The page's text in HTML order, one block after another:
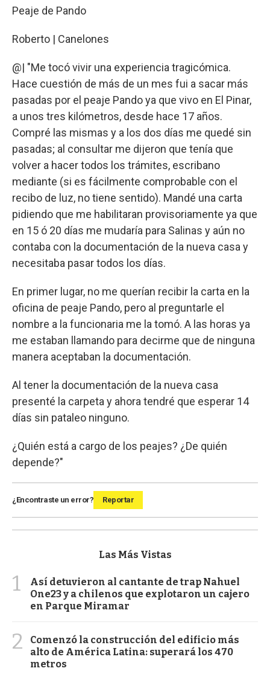
Peaje de Pando
Roberto | Canelones
@| "Me tocó vivir una experiencia tragicómica.
Hace cuestión de más de un mes fui a sacar más
pasadas por el peaje Pando ya que vivo en El Pinar,
a unos tres kilómetros, desde hace 17 años.
Compré las mismas y a los dos días me quedé sin
pasadas; al consultar me dijeron que tenía que
volver a hacer todos los trámites, escribano
mediante (si es fácilmente comprobable con el
recibo de luz, no tiene sentido). Mandé una carta
pidiendo que me habilitaran provisoriamente ya que
en 15 ó 20 días me mudaría para Salinas y aún no
contaba con la documentación de la nueva casa y
necesitaba pasar todos los días.
En primer lugar, no me querían recibir la carta en la
oficina de peaje Pando, pero al preguntarle el
nombre a la funcionaria me la tomó. A las horas ya
me estaban llamando para decirme que de ninguna
manera aceptaban la documentación.
Al tener la documentación de la nueva casa
presenté la carpeta y ahora tendré que esperar 14
días sin pataleo ninguno.
¿Quién está a cargo de los peajes? ¿De quién
depende?"
¿Encontraste un error? Reportar
Las Más Vistas
1
Así detuvieron al cantante de trap Nahuel
One23 y a chilenos que explotaron un cajero
en Parque Miramar
2
Comenzó la construcción del edificio más
alto de América Latina: superará los 470
metros